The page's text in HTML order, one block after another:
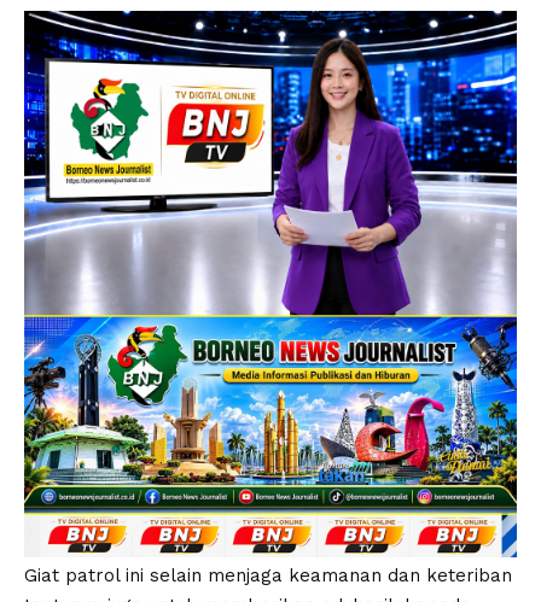
Giat patrol ini selain menjaga keamanan dan keteriban